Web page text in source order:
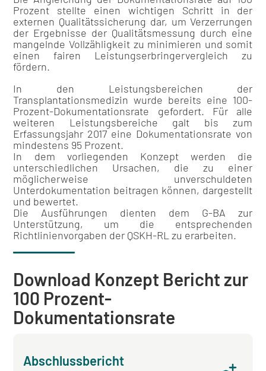
Prozent stellte einen wichtigen Schritt in der
externen Qualitätssicherung dar, um Verzerrungen
der Ergebnisse der Qualitätsmessung durch eine
mangelnde Vollzähligkeit zu minimieren und somit
einen fairen Leistungserbringervergleich zu
fördern.
In den Leistungsbereichen der
Transplantationsmedizin wurde bereits eine 100-
Prozent-Dokumentationsrate gefordert. Für alle
weiteren Leistungsbereiche galt bis zum
Erfassungsjahr 2017 eine Dokumentationsrate von
mindestens 95 Prozent.
In dem vorliegenden Konzept werden die
unterschiedlichen Ursachen, die zu einer
möglicherweise unverschuldeten
Unterdokumentation beitragen können, dargestellt
und bewertet.
Die Ausführungen dienten dem G-BA zur
Unterstützung, um die entsprechenden
Richtlinienvorgaben der QSKH-RL zu erarbeiten.
Download Konzept Bericht zur
100 Prozent-
Dokumentationsrate
Abschlussbericht